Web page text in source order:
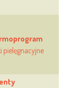
pielęgnacyjne